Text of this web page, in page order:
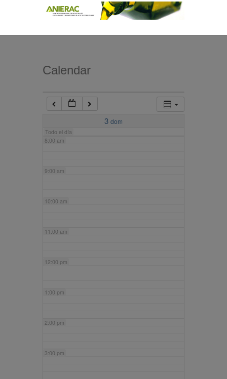
Calendar
3 dom
Todo el día
7:00 am
8:00 am
9:00 am
10:00 am
11:00 am
12:00 pm
1:00 pm
2:00 pm
3:00 pm